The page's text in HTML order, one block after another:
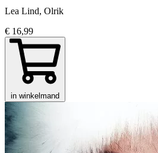
Lea Lind, Olrik
€ 16,99
in winkelmand